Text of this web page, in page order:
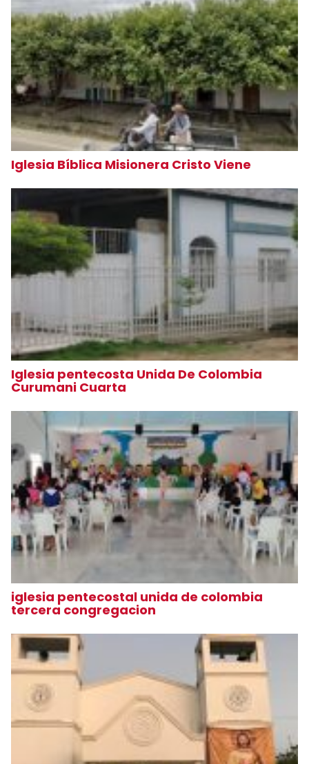
Iglesia Bíblica Misionera Cristo Viene
Iglesia pentecosta Unida De Colombia
Curumani Cuarta
iglesia pentecostal unida de colombia
tercera congregacion